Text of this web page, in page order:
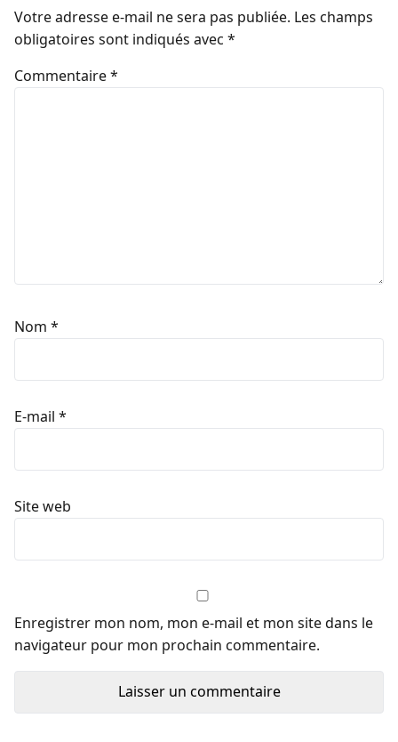
Votre adresse e-mail ne sera pas publiée. Les champs
obligatoires sont indiqués avec *
Commentaire*
Nom *
E-mail *
Site web
Enregistrer mon nom, mon e-mail et mon site dans le
navigateur pour mon prochain commentaire.